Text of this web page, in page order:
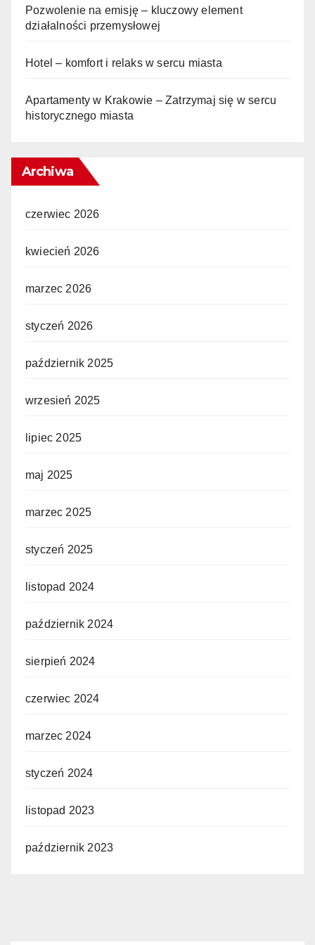
Pozwolenie na emisję – kluczowy element
działalności przemysłowej
Hotel – komfort i relaks w sercu miasta
Apartamenty w Krakowie – Zatrzymaj się w sercu
historycznego miasta
Archiwa
czerwiec 2026
kwiecień 2026
marzec 2026
styczeń 2026
październik 2025
wrzesień 2025
lipiec 2025
maj 2025
marzec 2025
styczeń 2025
listopad 2024
październik 2024
sierpień 2024
czerwiec 2024
marzec 2024
styczeń 2024
listopad 2023
październik 2023